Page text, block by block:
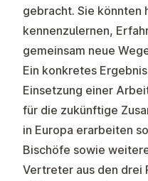
gebracht. Sie könnten
kennenzulernen,
gemeinsam neue
Ein konkretes
Einsetzung einer
für die zukünftige
in Europa erarbeiten
Bischöfe sowie
Vertreter aus den drei